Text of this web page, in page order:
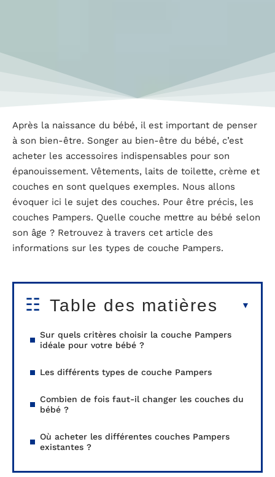
Après la naissance du bébé, il est important de penser
à son bien-être. Songer au bien-être du bébé, c’est
acheter les accessoires indispensables pour son
épanouissement. Vêtements, laits de toilette, crème et
couches en sont quelques exemples. Nous allons
évoquer ici le sujet des couches. Pour être précis, les
couches Pampers. Quelle couche mettre au bébé selon
son âge ? Retrouvez à travers cet article des
informations sur les types de couche Pampers.
Table des matières
Sur quels critères choisir la couche Pampers
idéale pour votre bébé ?
Les différents types de couche Pampers
Combien de fois faut-il changer les couches du
bébé ?
Où acheter les différentes couches Pampers
existantes ?